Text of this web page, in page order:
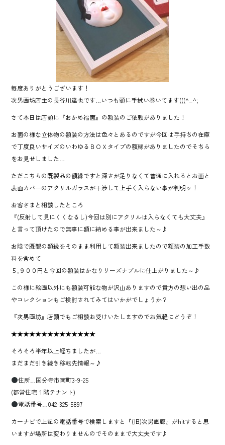
毎度ありがとうございます！
次男画坊店主の長谷川達也です…いつも頭に手拭い巻いてます(((^_^;
さて本日は店頭に『おかめ福面』の額装のご依頼がありました！
お面の様な立体物の額装の方法は色々とあるのですが今回は手持ちの在庫
で丁度良いサイズのいわゆるＢＯＸタイプの額縁がありましたのでそちら
をお見せしました…
ただこちらの既製品の額縁ですと深さが足りなくて普通に入れるとお面と
表面カバーのアクリルガラスが干渉して上手く入らない事が判明ッ！
お客さまと相談したところ
『(反射して見にくくなるし)今回は別にアクリルは入らなくても大丈夫』
と言って頂けたので無事に額に納める事が出来ました～♪
お陰で既製の額縁をそのまま利用して額装出来ましたので額装の加工手数
料を含めて
５,９００円と今回の額装はかなりリーズナブルに仕上がりました～♪
この様に絵画以外にも額装可能な物が沢山ありますので貴方の想い出の品
やコレクションもご検討されてみてはいかがでしょうか？
『次男画坊』店頭でもご相談お受けいたしますのでお気軽にどうぞ！
★★★★★★★★★★★★★★
そろそろ半年以上経ちましたが…
まだまだ引き続き移転先情報～♪
住所…国分寺市南町3-9-25
(都営住宅１階テナント)
電話番号…042-325-5897
カーナビで上記の電話番号で検索しますと『(旧)次男画廊』がhitすると思
いますが場所は変わりませんのでそのままで大丈夫です♪